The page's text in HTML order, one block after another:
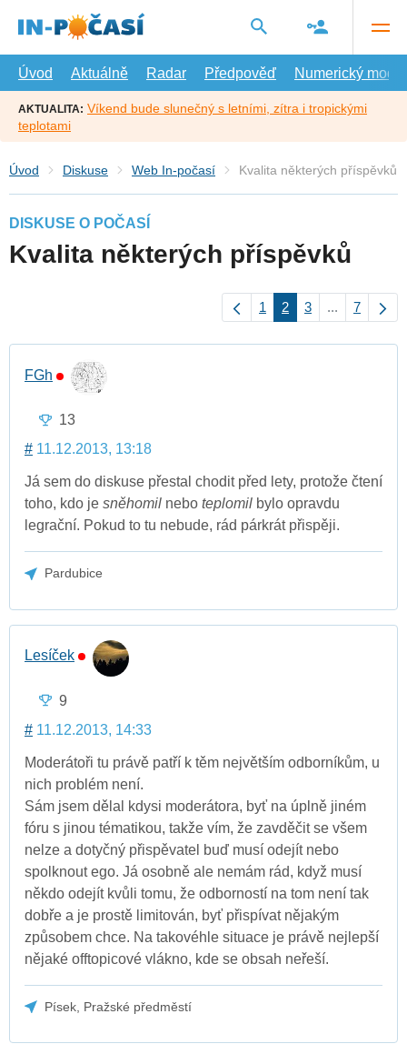
hlavní
Úvod
Aktuálně Radar Předpověď Numerický model
AKTUALITA: Víkend bude slunečný s letními, zítra i tropickými
teplotami
Úvod Diskuse Web In-počasí Kvalita některých příspěvků
DISKUSE O POČASÍ
Kvalita některých příspěvků
1 2 3 ... 7
FGh
13
# 11.12.2013, 13:18
Já sem do diskuse přestal chodit před lety, protože čtení
toho, kdo je sněhomil nebo teplomil bylo opravdu
legrační. Pokud to tu nebude, rád párkrát přispěji.
Pardubice
Lesíček
9
# 11.12.2013, 14:33
Moderátoři tu právě patří k těm největším odborníkům, u
nich problém není.
Sám jsem dělal kdysi moderátora, byť na úplně jiném
fóru s jinou tématikou, takže vím, že zavděčit se všem
nelze a dotyčný přispěvatel buď musí odejít nebo
spolknout ego. Já osobně ale nemám rád, když musí
někdo odejít kvůli tomu, že odborností na tom není tak
dobře a je prostě limitován, byť přispívat nějakým
způsobem chce. Na takovéhle situace je právě nejlepší
nějaké offtopicové vlákno, kde se obsah neřeší.
Písek, Pražské předměstí